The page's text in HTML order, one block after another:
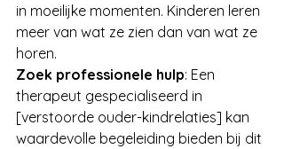
in moeilijke momenten. Kinderen leren
meer van wat ze zien dan van wat ze
horen.
Zoek professionele hulp: Een
therapeut gespecialiseerd in
[verstoorde ouder-kindrelaties] kan
waardevolle begeleiding bieden bij dit